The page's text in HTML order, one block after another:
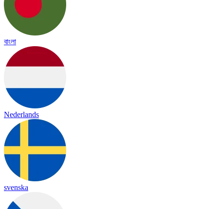
বাংলা
Nederlands
svenska